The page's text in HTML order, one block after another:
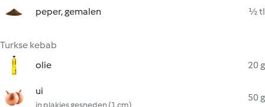
peper, gemalen ½ tl
Turkse kebab
olie
20 g
ui
in plakjes gesneden (1 cm)
50 g